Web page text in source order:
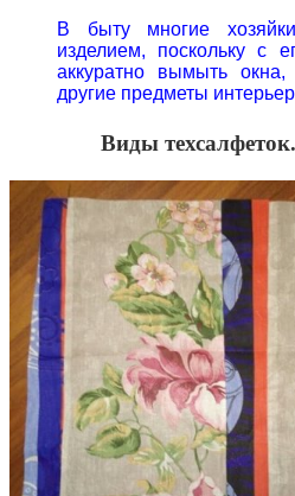
В быту многие
изделием, поскольку с
аккуратно вымыть
другие предметы
Виды